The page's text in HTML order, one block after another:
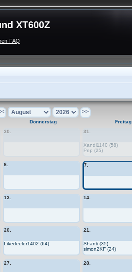
XT600Z
FAQ
>>
Donnerstag Freitag
30. 31.
Xandl1140 (58)
Pep (25)
6. 7.
13. 14.
20.
Likedeeler1402 (64)
21.
Shanti (35)
simon2KF (24)
27. 28.